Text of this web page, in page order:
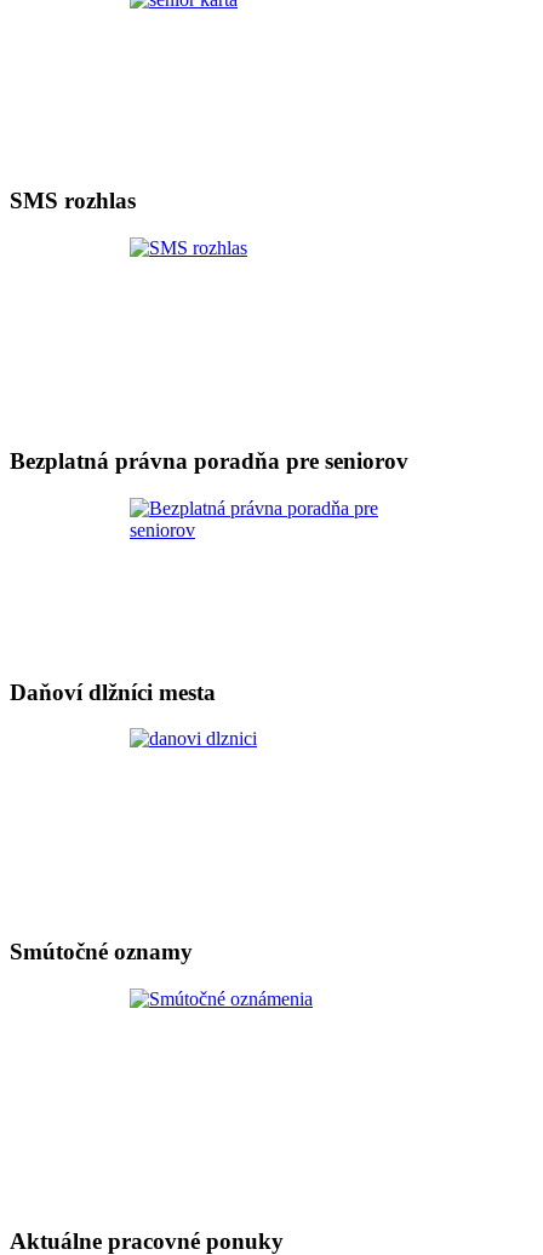
SMS rozhlas
Bezplatná právna poradňa pre seniorov
Daňoví dlžníci mesta
Smútočné oznamy
Aktuálne pracovné ponuky